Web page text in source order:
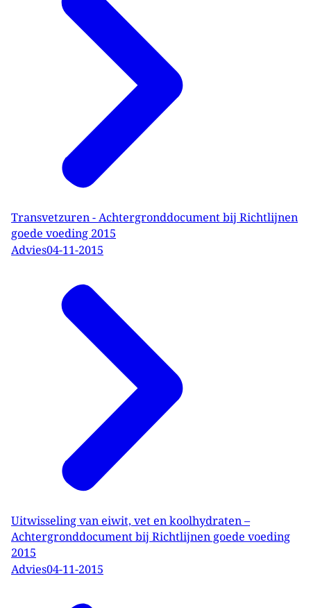
Transvetzuren - Achtergronddocument bij Richtlijnen
goede voeding 2015
Advies04-11-2015
Uitwisseling van eiwit, vet en koolhydraten –
Achtergronddocument bij Richtlijnen goede voeding
2015
Advies04-11-2015